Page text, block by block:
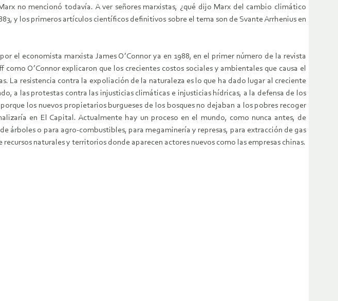
no mencionó todavía. A ver señores marxistas, ¿qué dijo Marx del cambio climático
y los primeros artículos científicos definitivos sobre el tema son de Svante Arrhenius en
el economista marxista James O’Connor ya en 1988, en el primer número de la revista
O’Connor explicaron que los crecientes costos sociales y ambientales que causa el
La resistencia contra la expoliación de la naturaleza es lo que ha dado lugar al creciente
a las protestas contra las injusticias climáticas e injusticias hídricas, a la defensa de los
los nuevos propietarios burgueses de los bosques no dejaban a los pobres recoger
en El Capital. Actualmente hay un proceso en el mundo, como nunca antes, de
árboles o para agro-combustibles, para megaminería y represas, para extracción de gas
naturales y territorios donde aparecen actores nuevos como las empresas chinas.